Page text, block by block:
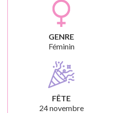
GENRE
Féminin
FÊTE
24 novembre